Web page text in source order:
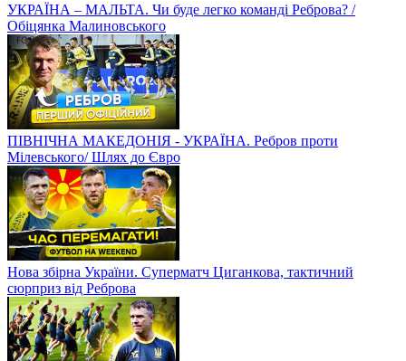
УКРАЇНА – МАЛЬТА. Чи буде легко команді Реброва? /
Обіцянка Малиновського
ПІВНІЧНА МАКЕДОНІЯ - УКРАЇНА. Ребров проти
Мілевського/ Шлях до Євро
Нова збірна України. Суперматч Циганкова, тактичний
сюрприз від Реброва